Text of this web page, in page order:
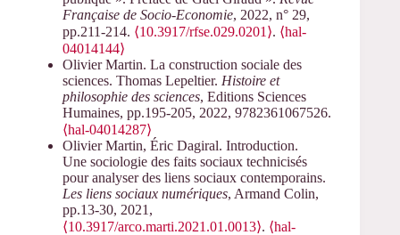
Française de Socio-Economie, 2022, n° 29,
pp.211-214. ⟨10.3917/rfse.029.0201⟩. ⟨hal-
04014144⟩
Olivier Martin. La construction sociale des
sciences. Thomas Lepeltier. Histoire et
philosophie des sciences, Editions Sciences
Humaines, pp.195-205, 2022, 9782361067526.
⟨hal-04014287⟩
Olivier Martin, Éric Dagiral. Introduction.
Une sociologie des faits sociaux technicisés
pour analyser des liens sociaux contemporains.
Les liens sociaux numériques, Armand Colin,
pp.13-30, 2021,
⟨10.3917/arco.marti.2021.01.0013⟩. ⟨hal-